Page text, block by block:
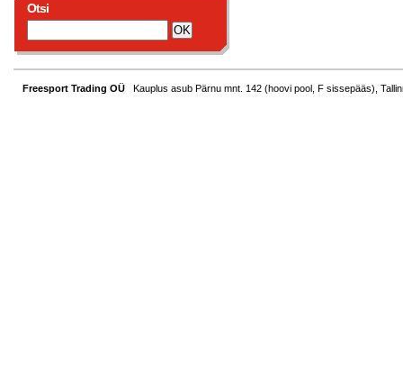
Otsi
Freesport Trading OÜ Kauplus asub Pärnu mnt. 142 (hoovi pool, F sissepääs),